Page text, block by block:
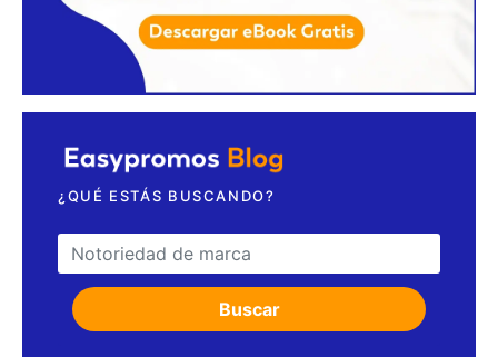
¿QUÉ ESTÁS BUSCANDO?
Search for:
Buscar